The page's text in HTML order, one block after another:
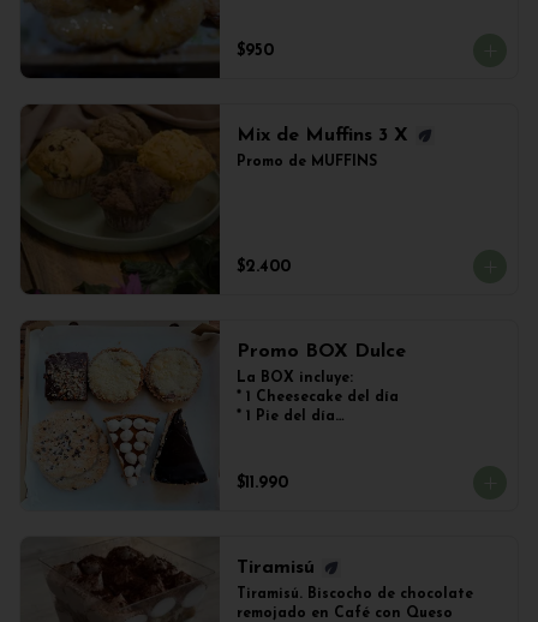
$950
Mix de Muffins 3 X
Promo de MUFFINS
$2.400
Promo BOX Dulce
La BOX incluye:
* 1 Cheesecake del día
* 1 Pie del día
* 2 Galletones de Avena
$11.990
Tiramisú
Tiramisú. Biscocho de chocolate
remojado en Café con Queso